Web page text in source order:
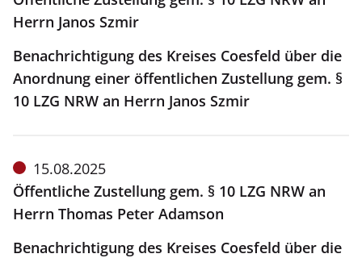
Herrn Janos Szmir
Benachrichtigung des Kreises Coesfeld über die
Anordnung einer öffentlichen Zustellung gem. §
10 LZG NRW an Herrn Janos Szmir
Meldung
vom:
15.08.2025
Öffentliche Zustellung gem. § 10 LZG NRW an
Herrn Thomas Peter Adamson
Benachrichtigung des Kreises Coesfeld über die